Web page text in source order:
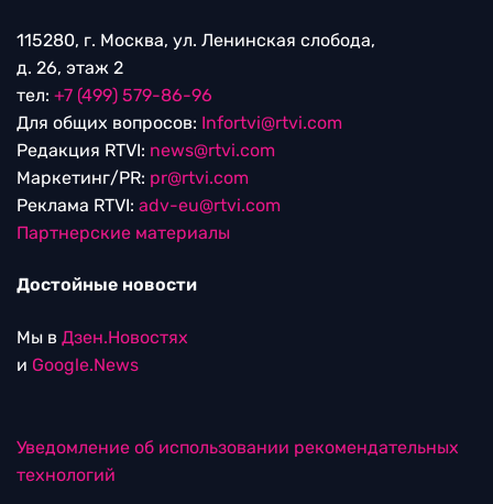
115280, г. Москва, ул. Ленинская слобода,
д. 26, этаж 2
тел: +7 (499) 579-86-96
Для общих вопросов: Infortvi@rtvi.com
Редакция RTVI: news@rtvi.com
Маркетинг/PR: pr@rtvi.com
Реклама RTVI: adv-eu@rtvi.com
Партнерские материалы
Достойные новости
Мы в Дзен.Новостях
и Google.News
Уведомление об использовании рекомендательных
технологий